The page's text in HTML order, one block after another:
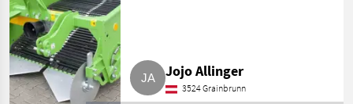
Jojo Allinger
3524 Grainbrunn